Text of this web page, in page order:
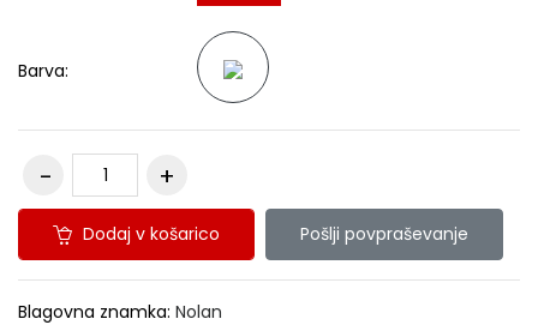
Barva:
Dodaj v košarico Pošlji povpraševanje
Blagovna znamka: Nolan